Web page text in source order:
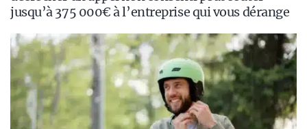
jusqu’à 375 000€ à l’entreprise qui vous dérange